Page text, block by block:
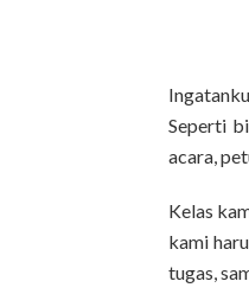
Seperti
acara,
Kelas
kami
tugas,